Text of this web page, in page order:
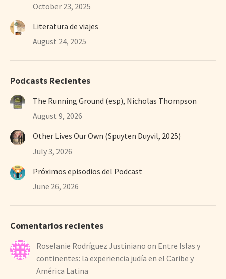
October 23, 2025
Literatura de viajes
August 24, 2025
Podcasts Recientes
The Running Ground (esp), Nicholas Thompson
August 9, 2026
Other Lives Our Own (Spuyten Duyvil, 2025)
July 3, 2026
Próximos episodios del Podcast
June 26, 2026
Comentarios recientes
Roselanie Rodríguez Justiniano on Entre Islas y
continentes: la experiencia judía en el Caribe y
América Latina